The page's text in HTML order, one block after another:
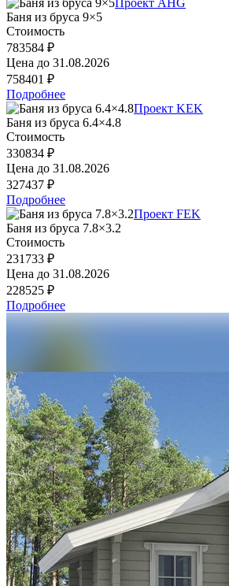
Баня из бруса 9×5
Стоимость
783584 ₽
Цена до 31.08.2026
758401 ₽
Подробнее
Проект KEK
Баня из бруса 6.4×4.8
Стоимость
330834 ₽
Цена до 31.08.2026
327437 ₽
Подробнее
Проект FEK
Баня из бруса 7.8×3.2
Стоимость
231733 ₽
Цена до 31.08.2026
228525 ₽
Подробнее